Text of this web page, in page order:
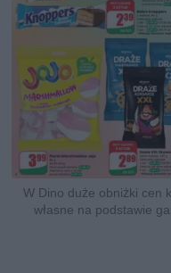
W Dino duże obniżki cen
własne na podstawie